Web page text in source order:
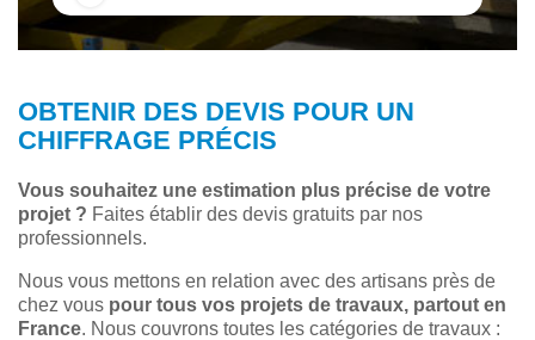
OBTENIR DES DEVIS POUR UN
CHIFFRAGE PRÉCIS
Vous souhaitez une estimation plus précise de votre
projet ? Faites établir des devis gratuits par nos
professionnels.
Nous vous mettons en relation avec des artisans près de
chez vous pour tous vos projets de travaux, partout en
France. Nous couvrons toutes les catégories de travaux :